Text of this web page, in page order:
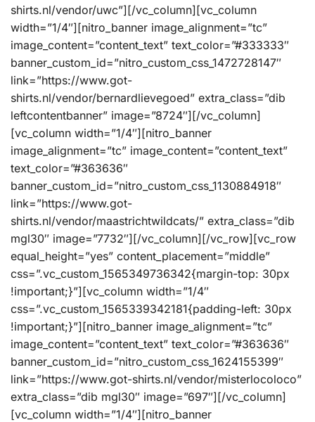
shirts.nl/vendor/uwc”][/vc_column][vc_column
width=”1/4″][nitro_banner image_alignment=”tc”
image_content=”content_text” text_color=”#333333″
banner_custom_id=”nitro_custom_css_1472728147″
link=”https://www.got-
shirts.nl/vendor/bernardlievegoed” extra_class=”dib
leftcontentbanner” image=”8724″][/vc_column]
[vc_column width=”1/4″][nitro_banner
image_alignment=”tc” image_content=”content_text”
text_color=”#363636″
banner_custom_id=”nitro_custom_css_1130884918″
link=”https://www.got-
shirts.nl/vendor/maastrichtwildcats/” extra_class=”dib
mgl30″ image=”7732″][/vc_column][/vc_row][vc_row
equal_height=”yes” content_placement=”middle”
css=”.vc_custom_1565349736342{margin-top: 30px
!important;}”][vc_column width=”1/4″
css=”.vc_custom_1565339342181{padding-left: 30px
!important;}”][nitro_banner image_alignment=”tc”
image_content=”content_text” text_color=”#363636″
banner_custom_id=”nitro_custom_css_1624155399″
link=”https://www.got-shirts.nl/vendor/misterlocoloco”
extra_class=”dib mgl30″ image=”697″][/vc_column]
[vc_column width=”1/4″][nitro_banner